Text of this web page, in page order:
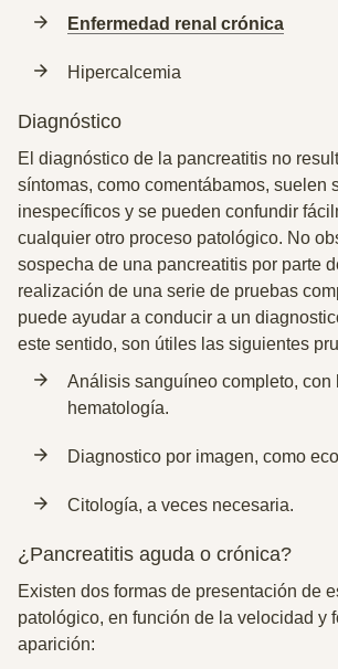
Enfermedad renal crónica
Hipercalcemia
Diagnóstico
El diagnóstico de la pancreatitis no
síntomas, como comentábamos, suelen
inespecíficos y se pueden confundir
cualquier otro proceso patológico. No
sospecha de una pancreatitis por parte
realización de una serie de pruebas
puede ayudar a conducir a un
este sentido, son útiles las siguientes
Análisis sanguíneo completo, con
hematología.
Diagnostico por imagen, como
Citología, a veces necesaria.
¿Pancreatitis aguda o crónica?
Existen dos formas de presentación de
patológico, en función de la velocidad y
aparición: